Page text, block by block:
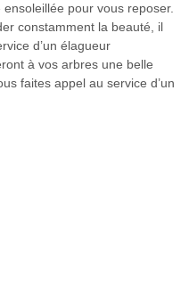
pour vous reposer.
constamment la beauté, il
d’un élagueur
à vos arbres une belle
faites appel au service d’un